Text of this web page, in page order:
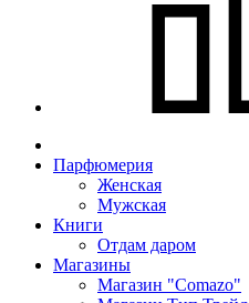
Парфюмерия
Женская
Мужская
Книги
Отдам даром
Магазины
Магазин "Comazo"